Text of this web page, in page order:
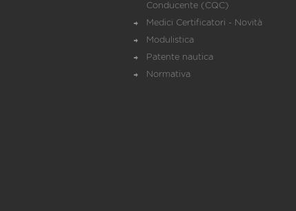
Conducente (CQC)
Medici Certificatori - Novità
Modulistica
Patente nautica
Normativa